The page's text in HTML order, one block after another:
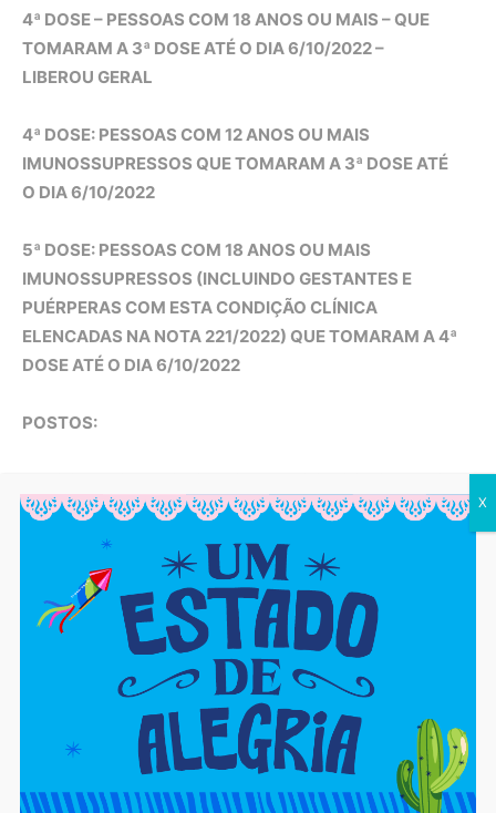
4ª DOSE – PESSOAS COM 18 ANOS OU MAIS – QUE
TOMARAM A 3ª DOSE ATÉ O DIA 6/10/2022 –
LIBEROU GERAL
4ª DOSE: PESSOAS COM 12 ANOS OU MAIS
IMUNOSSUPRESSOS QUE TOMARAM A 3ª DOSE ATÉ
O DIA 6/10/2022
5ª DOSE: PESSOAS COM 18 ANOS OU MAIS
IMUNOSSUPRESSOS (INCLUINDO GESTANTES E
PUÉRPERAS COM ESTA CONDIÇÃO CLÍNICA
ELENCADAS NA NOTA 221/2022) QUE TOMARAM A 4ª
DOSE ATÉ O DIA 6/10/2022
POSTOS:
PEDIÁTRICA (INCLUINDO IMUNOSSUPRIMIDAS)
Postos fixos:
USF Lealdina Barros (Vale da Muriçoca),
CSU Pernambués, USF Imbuí, UBS Sergio Arouca
(Paripe), USF Bom Jesus dos Passos e USF Ilha de
2ª DOSE DE CRIANÇAS DE 3 E 4 ANOS – CORONAVAC
PEDIÁTRICA (INCLUINDO IMUNOSSUPRIMIDAS)
Postos fixos:USF Lealdina Barros (Vale da Muriçoca),
X